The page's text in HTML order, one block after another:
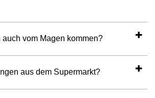
vom Magen kommen?
aus dem Supermarkt?